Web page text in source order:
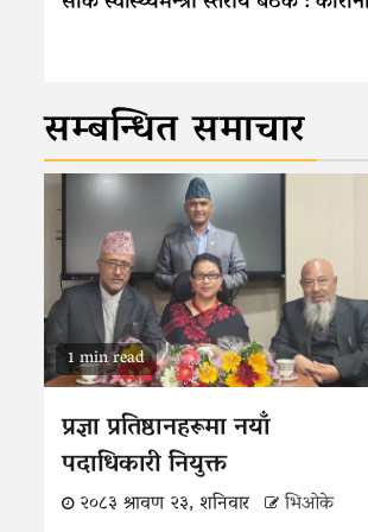
सम्बन्धित समाचार
1 min read
प्रज्ञा प्रतिष्ठानहरूमा नयाँ
पदाधिकारी नियुक्त
२०८३ श्रावण २३, शनिवार भिओके